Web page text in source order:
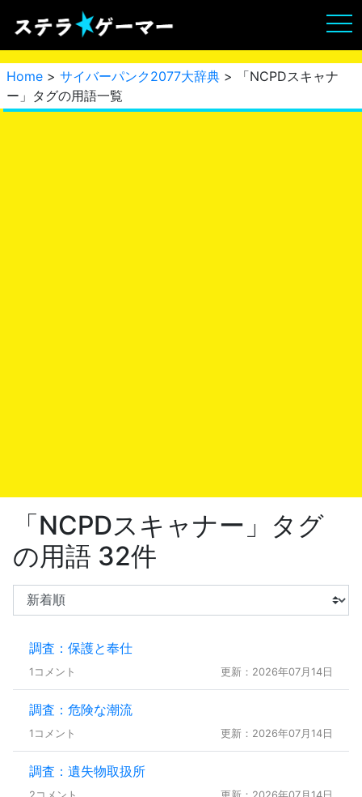
Home > サイバーパンク2077大辞典 > 「NCPDスキャナ
ー」タグの用語一覧
「NCPDスキャナー」タグ
の用語 32件
調査：保護と奉仕
1コメント 更新：2026年07月14日
調査：危険な潮流
1コメント 更新：2026年07月14日
調査：遺失物取扱所